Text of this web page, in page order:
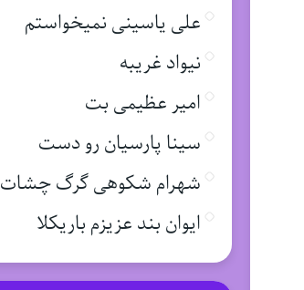
علی یاسینی نمیخواستم
نیواد غریبه
امیر عظیمی بت
سینا پارسیان رو دست
شهرام شکوهی گرگ چشات
ایوان بند عزیزم باریکلا